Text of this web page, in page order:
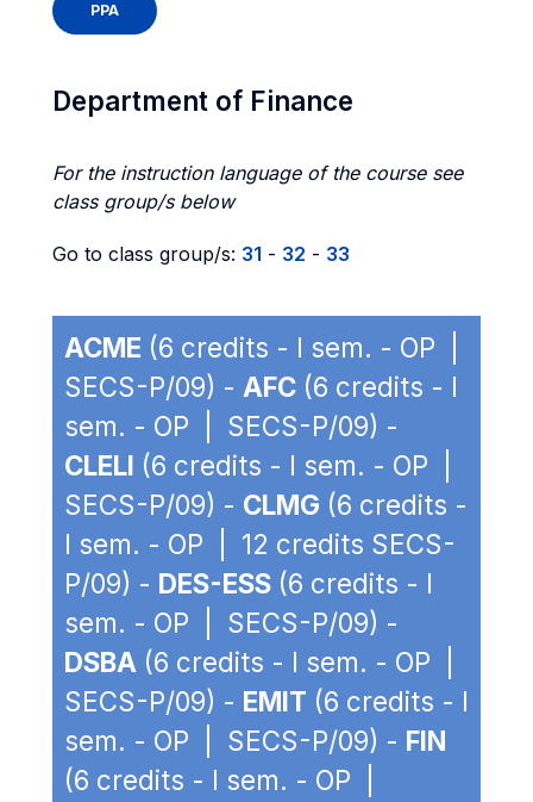
PPA
Department of Finance
For the instruction language of the course see
class group/s below
Go to class group/s: 31 - 32 - 33
ACME (6 credits - I sem. - OP |
SECS-P/09) - AFC (6 credits - I
sem. - OP | SECS-P/09) -
CLELI (6 credits - I sem. - OP |
SECS-P/09) - CLMG (6 credits -
I sem. - OP | 12 credits SECS-
P/09) - DES-ESS (6 credits - I
sem. - OP | SECS-P/09) -
DSBA (6 credits - I sem. - OP |
SECS-P/09) - EMIT (6 credits - I
sem. - OP | SECS-P/09) - FIN
(6 credits - I sem. - OP |